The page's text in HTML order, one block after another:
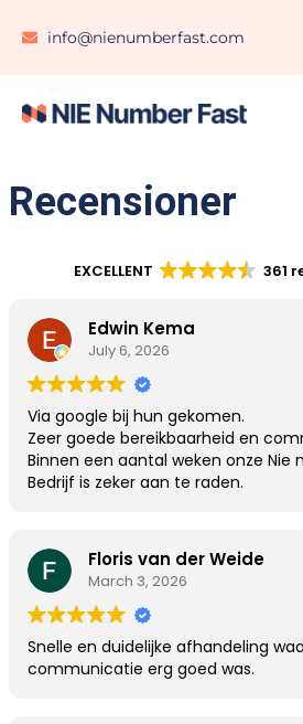
info@nienumberfast.com
Recensioner
EXCELLENT 361
Edwin Kema
July 6, 2026
Via google bij hun gekomen.
Zeer goede bereikbaarheid en
Binnen een aantal weken onze Nie
Bedrijf is zeker aan te raden.
Floris van der Weide
March 3, 2026
Snelle en duidelijke afhandeling
communicatie erg goed was.